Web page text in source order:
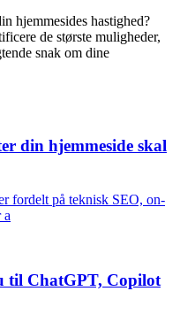
hjemmesides hastighed?
de største muligheder,
snak om dine
din hjemmeside skal
fordelt på teknisk SEO, on-
a
til ChatGPT, Copilot